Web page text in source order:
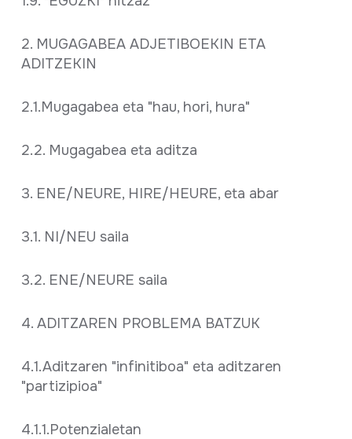
2. MUGAGABEA ADJETIBOEKIN ETA
ADITZEKIN
2.1.Mugagabea eta "hau, hori, hura"
2.2. Mugagabea eta aditza
3. ENE/NEURE, HIRE/HEURE, eta abar
3.1. NI/NEU saila
3.2. ENE/NEURE saila
4. ADITZAREN PROBLEMA BATZUK
4.1.Aditzaren "infinitiboa" eta aditzaren
"partizipioa"
4.1.1.Potenzialetan